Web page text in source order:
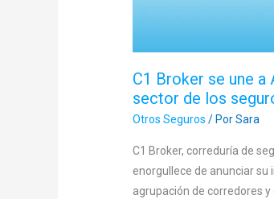
C1 Broker se une
sector de los
Otros Seguros / PorSara
C1 Broker, correduría de
enorgullece de anunciar su
agrupación de corredores
seguros